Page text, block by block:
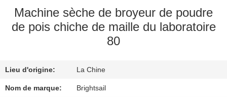
NOUS
L'USINE
Machine sèche de broyeur de poudre
de pois chiche de maille du laboratoire
80
Lieu d'origine: La Chine
Nom de marque: Brightsail